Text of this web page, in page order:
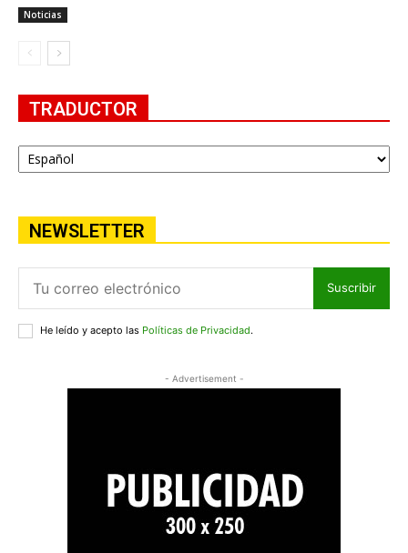
Noticias
TRADUCTOR
NEWSLETTER
Suscribir
He leído y acepto las Políticas de Privacidad.
- Advertisement -